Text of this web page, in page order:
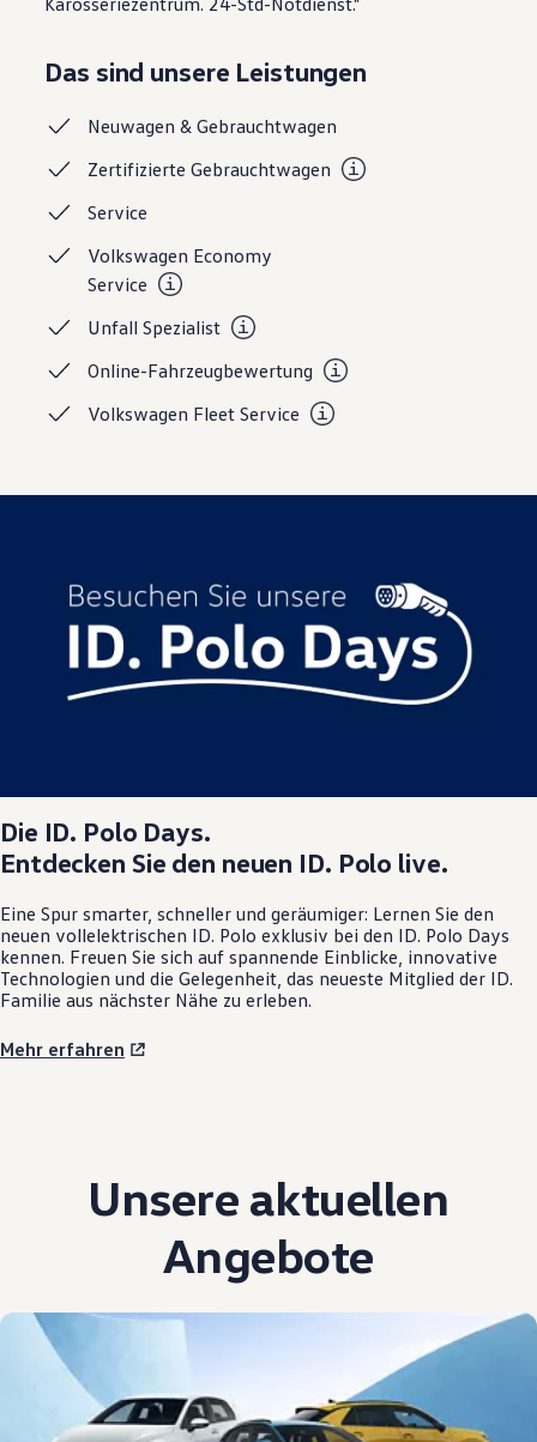
Individualisieren
Wallbox und Ladekabel
Dienste für Ihr Modell finden
Volkswagen Apps, Login und Shop
Handy und Fahrzeug verbinden
Über Ihr Auto
Kundeninformationen
Volkswagen Kundenbetreuung
Warn- und Kontrollleuchten
Assistenzsysteme
Digitale Betriebsanleitung
Live Beratung
Lifestyle
Transport
Volkswagen R
Das sind unsere Leistungen
Neuwagen &Gebrauchtwagen
ZertifizierteGebrauchtwagen
Service
Volkswagen Economy
Service
UnfallSpezialist
Online-Fahrzeugbewertung
Volkswagen FleetService
Die ID. Polo Days.
Entdecken Sie den neuen ID. Polo live.
Eine Spur smarter, schneller und geräumiger: Lernen Sie den
neuen vollelektrischen ID. Polo exklusiv bei den ID. Polo Days
kennen. Freuen Sie sich auf spannende Einblicke, innovative
Technologien und die Gelegenheit, das neueste Mitglied der ID.
Familie aus nächster Nähe zu erleben.
Mehr erfahren
Unsere aktuellen
Angebote